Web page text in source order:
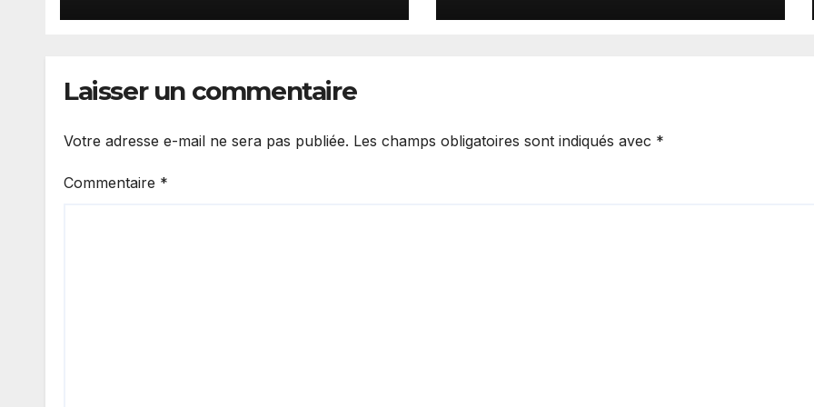
Laisser un commentaire
Votre adresse e-mail ne sera pas publiée. Les champs obligatoires sont indiqués avec *
Commentaire *